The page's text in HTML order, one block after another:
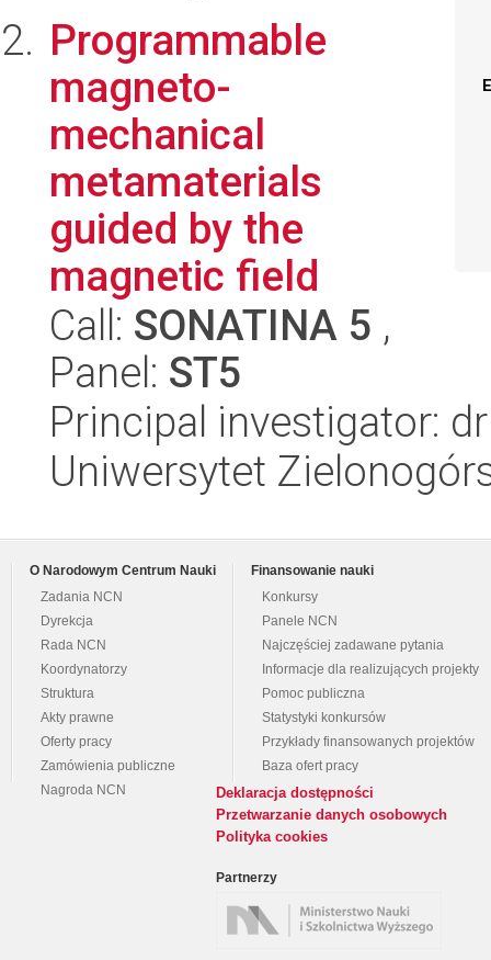
Programmable
magneto-
mechanical
metamaterials
guided by the
magnetic field
Call: SONATINA 5 ,
Panel: ST5
Principal investigator:
Uniwersytet
O Narodowym Centrum Nauki
Zadania NCN
Dyrekcja
Rada NCN
Koordynatorzy
Struktura
Akty prawne
Oferty pracy
Zamówienia publiczne
Nagroda NCN
Finansowanie nauki
Konkursy
Panele NCN
Najczęściej zadawane pytania
Informacje dla realizujących projekty
Pomoc publiczna
Statystyki konkursów
Przykłady finansowanych projektów
Baza ofert pracy
Deklaracja dostępności
Przetwarzanie danych osobowych
Polityka cookies
Partnerzy